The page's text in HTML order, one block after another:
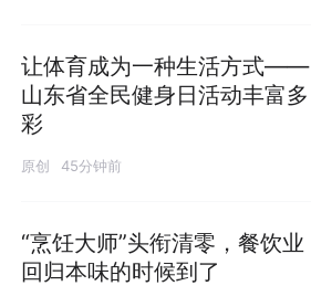
让体育成为一种生活方式——
山东省全民健身日活动丰富多
彩
原创 45分钟前
“烹饪大师”头衔清零，餐饮业
回归本味的时候到了